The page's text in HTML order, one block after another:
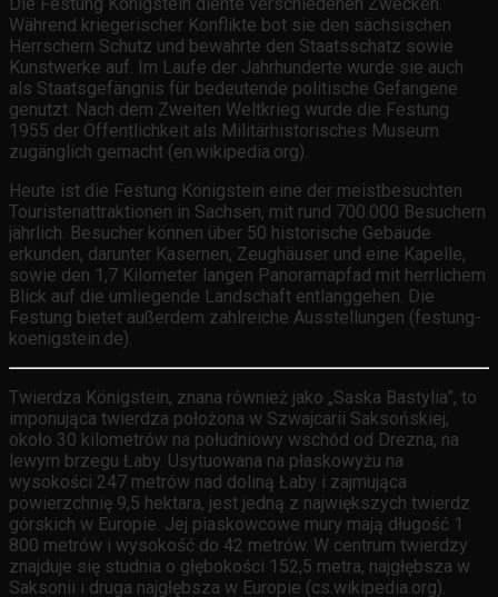
Während kriegerischer Konflikte bot sie den sächsischen
Herrschern Schutz und bewahrte den Staatsschatz sowie
Kunstwerke auf. Im Laufe der Jahrhunderte wurde sie auch
als Staatsgefängnis für bedeutende politische Gefangene
genutzt. Nach dem Zweiten Weltkrieg wurde die Festung
1955 der Öffentlichkeit als Militärhistorisches Museum
zugänglich gemacht (en.wikipedia.org).
Heute ist die Festung Königstein eine der meistbesuchten
Touristenattraktionen in Sachsen, mit rund 700.000 Besuchern
jährlich. Besucher können über 50 historische Gebäude
erkunden, darunter Kasernen, Zeughäuser und eine Kapelle,
sowie den 1,7 Kilometer langen Panoramapfad mit herrlichem
Blick auf die umliegende Landschaft entlanggehen. Die
Festung bietet außerdem zahlreiche Ausstellungen (festung-
koenigstein.de).
Twierdza Königstein, znana również jako „Saska Bastylia”, to
imponująca twierdza położona w Szwajcarii Saksońskiej,
około 30 kilometrów na południowy wschód od Drezna, na
lewym brzegu Łaby. Usytuowana na płaskowyżu na
wysokości 247 metrów nad doliną Łaby i zajmująca
powierzchnię 9,5 hektara, jest jedną z największych twierdz
górskich w Europie. Jej piaskowcowe mury mają długość 1
800 metrów i wysokość do 42 metrów. W centrum twierdzy
znajduje się studnia o głębokości 152,5 metra, najgłębsza w
Saksonii i druga najgłębsza w Europie (cs.wikipedia.org).